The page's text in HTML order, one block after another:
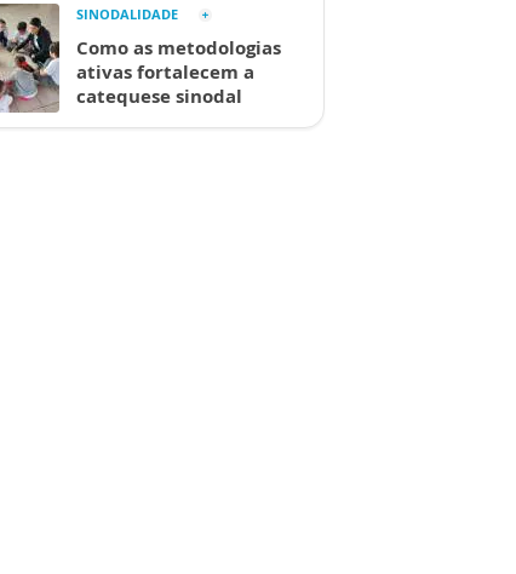
SINODALIDADE
Como as metodologias
ativas fortalecem a
catequese sinodal